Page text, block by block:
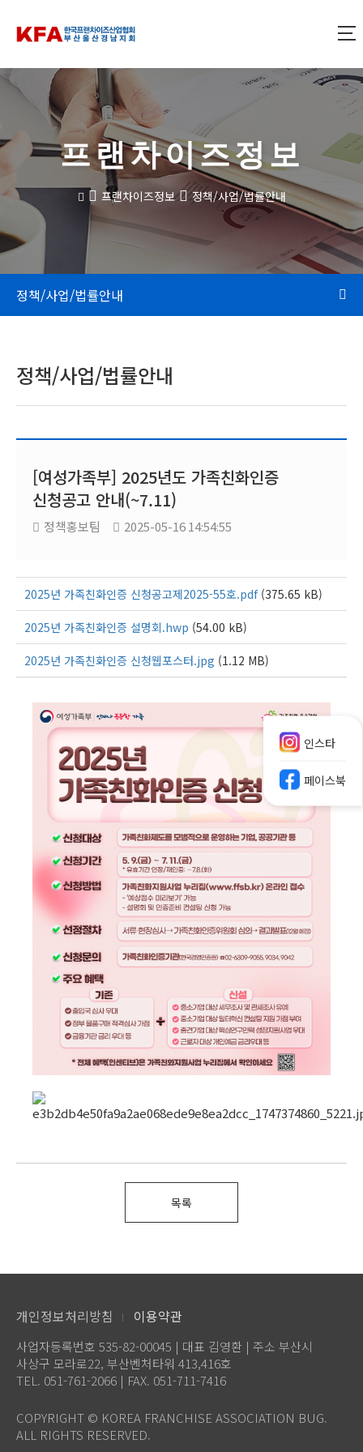
프랜차이즈정보
프랜차이즈정보 정책/사업/법률안내
정책/사업/법률안내
정책/사업/법률안내
[여성가족부] 2025년도 가족친화인증
신청공고 안내(~7.11)
정책홍보팀 2025-05-16 14:54:55
2025년 가족친화인증 신청공고제2025-55호.pdf(375.65 kB)
2025년 가족친화인증 설명회.hwp (54.00 kB)
2025년 가족친화인증 신청웹포스터.jpg (1.12 MB)
목록
인스타
페이스북
개인정보처리방침 이용약관
사업자등록번호 535-82-00045 | 대표 김영환 | 주소 부산시
사상구 모라로22, 부산벤처타워 413,416호
TEL. 051-761-2066 | FAX. 051-711-7416
COPYRIGHT © KOREA FRANCHISE ASSOCIATION BUG.
ALL RIGHTS RESERVED.